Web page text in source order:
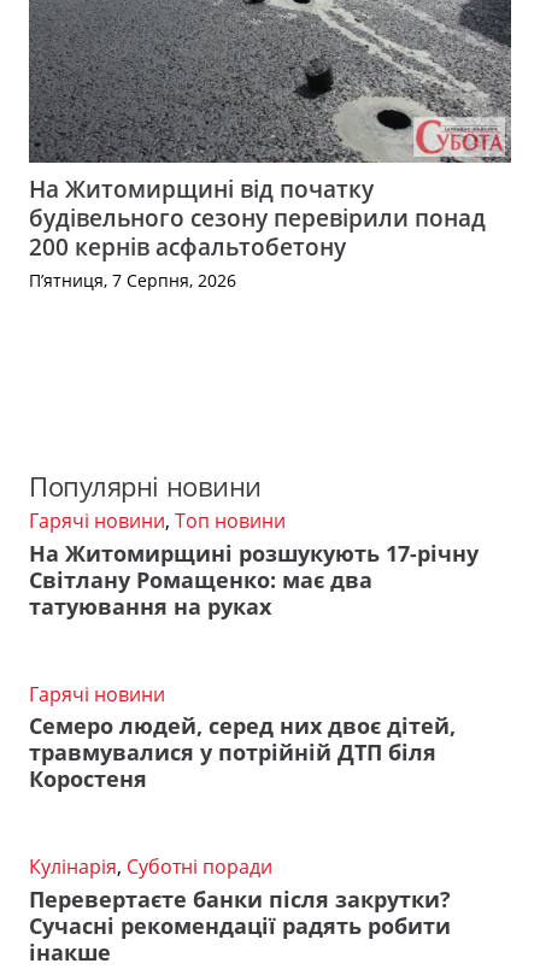
На Житомирщині від початку
будівельного сезону перевірили понад
200 кернів асфальтобетону
П’ятниця, 7 Серпня, 2026
Популярні новини
Гарячі новини, Топ новини
На Житомирщині розшукують 17-річну
Світлану Ромащенко: має два
татуювання на руках
Гарячі новини
Семеро людей, серед них двоє дітей,
травмувалися у потрійній ДТП біля
Коростеня
Кулінарія, Суботні поради
Перевертаєте банки після закрутки?
Сучасні рекомендації радять робити
інакше